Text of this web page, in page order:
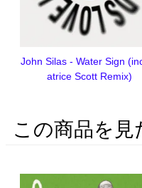
John Silas - Water Sign
atrice Scott Remix)
この商品を